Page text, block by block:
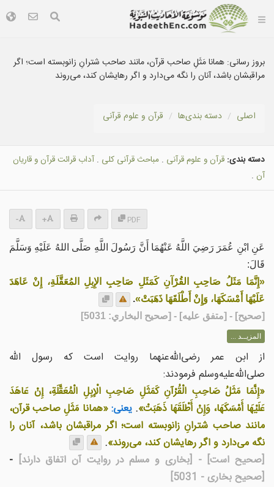
بروز رسانی: همانا مَثَلِ صاحب قرآن، مانند صاحب شترانِ زانوبسته است؛ اگر
مراقبشان باشد، آنان را نگه می‌دارد و اگر رهایشان کند، می‌روند
اصلی دسته بندى‌ها قرآن و علوم قرآنی
دسته بندی: قرآن و علوم قرآنی . مباحث قرآنی کلی . آداب قرائت قرآن و قاريان
آن .
PDF
+
-
عَنِ ابْنِ عُمَرَ رَضِيَ اللَّهُ عَنْهُمَا أَنَّ رَسُولَ اللَّهِ صَلَّى اللهُ عَلَيْهِ وَسَلَّمَ
قَالَ:
«إِنَّمَا مَثَلُ صَاحِبِ القُرْآنِ كَمَثَلِ صَاحِبِ الإِبِلِ المُعَقَّلَةِ، إِنْ عَاهَدَ
عَلَيْهَا أَمْسَكَهَا، وَإِنْ أَطْلَقَهَا ذَهَبَتْ».
[صحيح] - [متفق عليه] - [صحيح البخاري: 5031]
المزيــد ...
از ابن عمر رضی‌الله‌عنهما روایت است که رسول الله
صلی‌الله‌علیه‌وسلم فرمودند:
«إِنَّمَا مَثَلُ صَاحِبِ الْقُرْآنِ كَمَثَلِ صَاحِبِ الْإِبِلِ الْمُعَقَّلَةِ، إِنْ عَاهَدَ
عَلَيْهَا أَمْسَكَهَا، وَإِنْ أَطْلَقَهَا ذَهَبَتْ». یعنی:«همانا مَثَلِ صاحب قرآن،
مانند صاحب شترانِ زانوبسته است؛ اگر مراقبشان باشد، آنان را
نگه می‌دارد و اگر رهایشان کند، می‌روند».
[صحیح است] - [بخارى و مسلم در روايت آن اتفاق دارند] -
[صحیح بخاری - 5031]